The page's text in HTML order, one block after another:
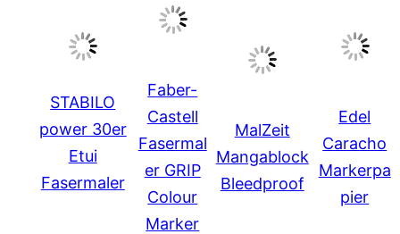
STABILO
power 30er
Etui
Fasermaler
Faber-
Castell
Fasermal
er GRIP
Colour
Marker
MalZeit
Mangablock
Bleedproof
Edel
Caracho
Markerpa
pier